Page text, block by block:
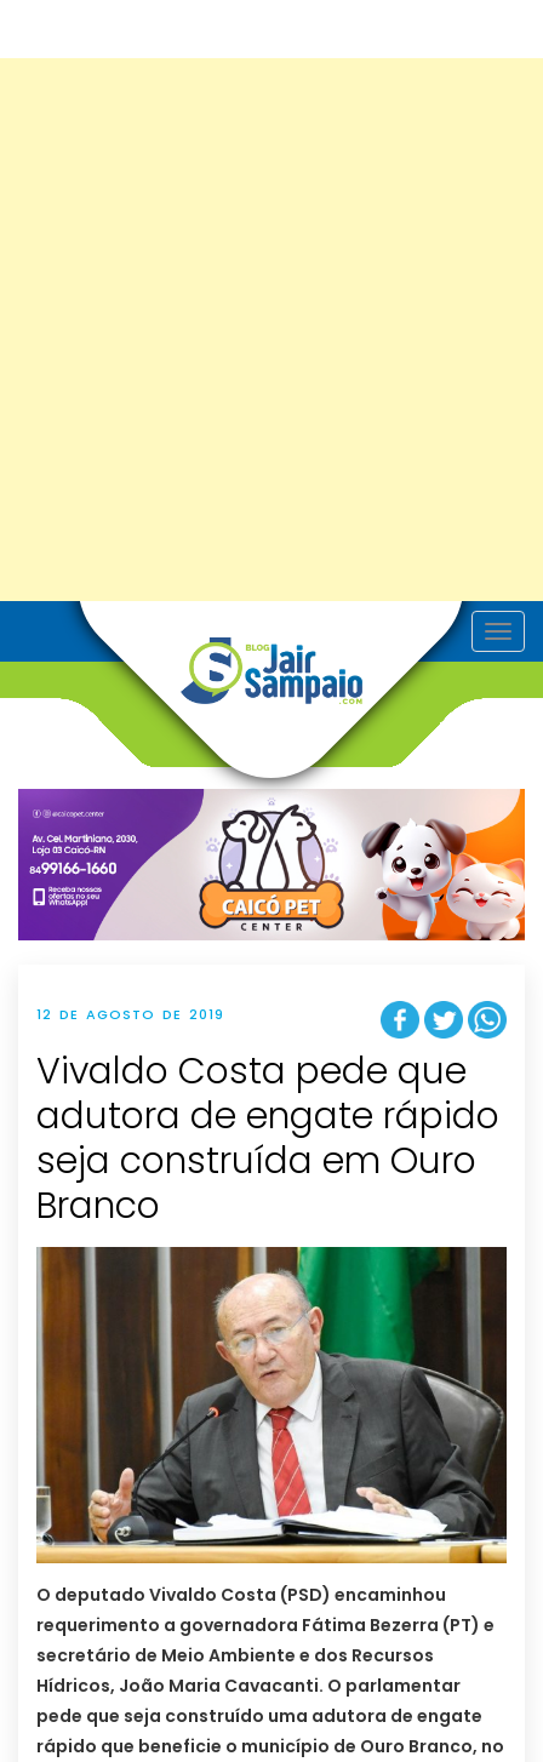
T
o
v
g
t
i
o
n
12 DE AGOSTO DE 2019
Vivaldo Costa pede que
adutora de engate rápido
seja construída em Ouro
Branco
O deputado Vivaldo Costa (PSD) encaminhou
requerimento a governadora Fátima Bezerra (PT) e
secretário de Meio Ambiente e dos Recursos
Hídricos, João Maria Cavacanti. O parlamentar
pede que seja construído uma adutora de engate
rápido que beneficie o município de Ouro Branco, no